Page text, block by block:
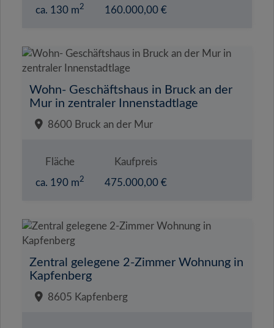
ca. 130 m2
160.000,00 €
Wohn- Geschäftshaus in Bruck an der
Mur in zentraler Innenstadtlage
8600 Bruck an der Mur
Fläche
ca. 190 m2
Kaufpreis
475.000,00 €
Zentral gelegene 2-Zimmer Wohnung in
Kapfenberg
8605 Kapfenberg